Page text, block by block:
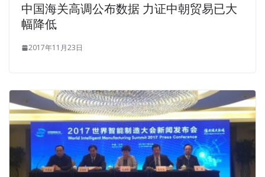
中国海关高调公布数据 力证中朝贸易已大
幅降低
2017年11月23日